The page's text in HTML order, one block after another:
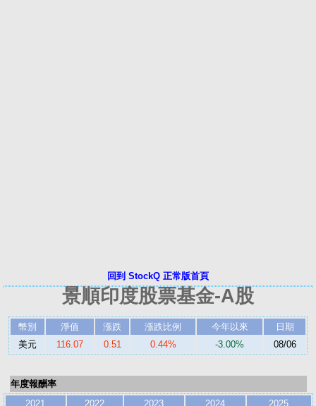
回到 StockQ 正常版首頁
景順印度股票基金-A股
幣別 淨值 漲跌 漲跌比例 今年以來
日期
美元
116.07 0.51 0.44% -3.00% 08/06
年度報酬率
2021
2022 2023 2024
2025